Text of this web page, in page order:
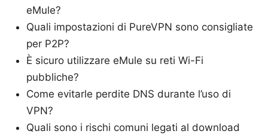
eMule?
Quali impostazioni di PureVPN sono consigliate
per P2P?
È sicuro utilizzare eMule su reti Wi-Fi
pubbliche?
Come evitarle perdite DNS durante l’uso di
VPN?
Quali sono i rischi comuni legati al download